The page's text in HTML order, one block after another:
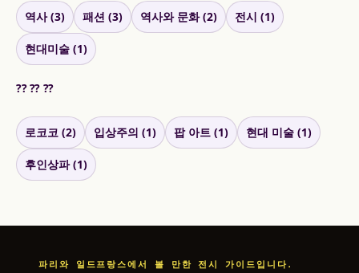
역사 (3) 패션 (3) 역사와 문화 (2) 전시 (1)
현대미술 (1)
?? ?? ??
로코코 (2) 입상주의 (1) 팝 아트 (1) 현대 미술 (1)
후인상파 (1)
파리와 일드프랑스에서 볼 만한 전시 가이드입니다.